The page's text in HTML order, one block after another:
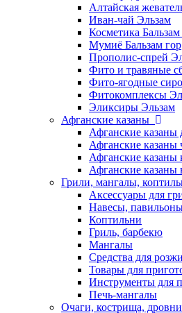
Алтайская
Иван-чай Эльзам
Косметика Бальзам
Мумиё Бальзам гор
Прополис-спрей
Фито и травяные
Фито-ягодные
Фитокомплексы
Эликсиры Эльзам
Афганские казаны
Афганские казаны
Афганские казаны
Афганские казаны
Афганские
Грили, мангалы,
Аксессуары для
Навесы,
Коптильни
Гриль, барбекю
Мангалы
Средства для
Товары для
Инструменты для
Печь-мангалы
Очаги, кострища,